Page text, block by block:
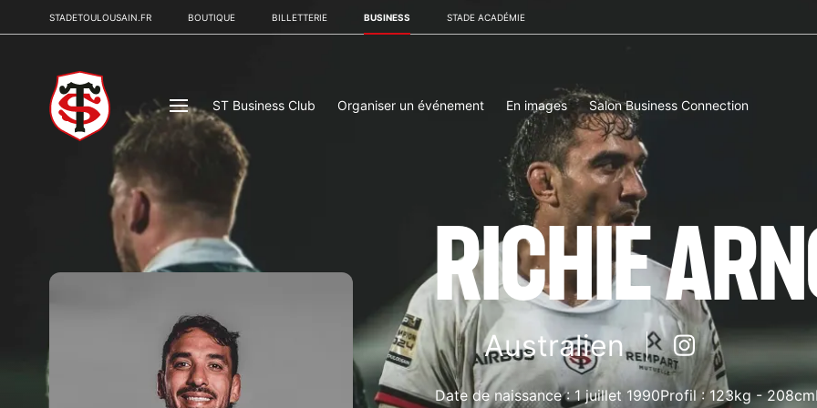
STADETOULOUSAIN.FR BOUTIQUE BILLETTERIE BUSINESS STADE ACADÉMIE
ST Business Club Organiser un événement En images Salon Business Connection
RICHIE
Australien
Date de naissance : 1 juillet 1990Profil :123kg -208cm